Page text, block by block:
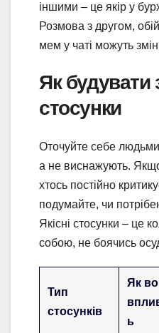
іншими – це якір у
Розмова з другом,
мем у чаті можуть
Як будувати
стосунки
Оточуйте себе
а не виснажують.
хтось постійно
подумайте, чи
Якісні стосунки – це
собою, не боячись
Тип
стосунків
Як
ь